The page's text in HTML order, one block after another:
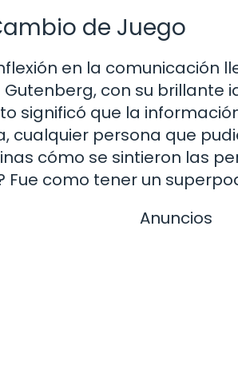
de Juego
en la comunicación
Gutenberg, con su brillante
significó que la
cualquier persona que
cómo se sintieron las
Fue como tener un
Anuncios